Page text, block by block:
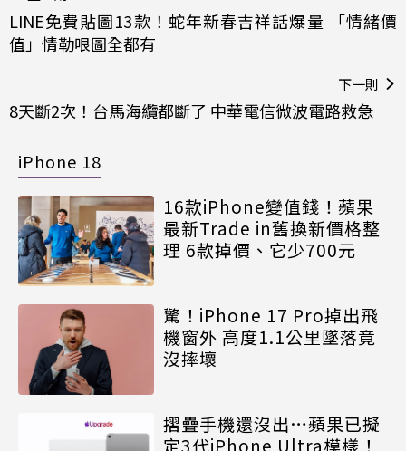
LINE免費貼圖13款！蛇年新春吉祥話爆量 「情緒價
值」情勒哏圖全都有
下一則
8天斷2次！台馬海纜都斷了 中華電信微波電路救急
iPhone 18
16款iPhone變值錢！蘋果
最新Trade in舊換新價格整
理 6款掉價、它少700元
驚！iPhone 17 Pro掉出飛
機窗外 高度1.1公里墜落竟
沒摔壞
摺疊手機還沒出…蘋果已擬
定3代iPhone Ultra模樣！